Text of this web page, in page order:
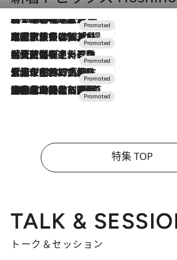
2026.8.7
【トンボの足水浴】ヒノキの香りに包まれて涼感マックス！約13℃の湧水かけ流しを避暑地「星野温泉 トンボの湯」で体験
2026.7.31
【ホテル帰省】という選択肢をOMOが提案。家族とほどよい距離を保つには「昼は実家、夜は気兼ねなくホテルで！」
2026.7.24
【夏限定ディナーコース】旬を迎える稚鮎や花ズッキーニなどをイタリア・トスカーナの郷土料理の手法で満喫！
2026.7.17
「土佐和ハーブかき氷」がOMO7高知に登場！生姜、山椒、大葉など目にも舌にも涼を呼ぶ郷土の味
2026.7.10
NEW OPEN！【界 草津】名湯の地に誕生。趣の異なる2種の温泉と上州ならではの会席・蕎麦割烹など美食を味わう究極の癒やし旅
特集 TOP
TALK &
トーク＆セッション